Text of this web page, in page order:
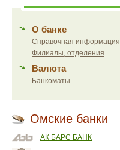
О банке
Справочная информация
Филиалы, отделения
Валюта
Банкоматы
Омские банки
АК БАРС БАНК